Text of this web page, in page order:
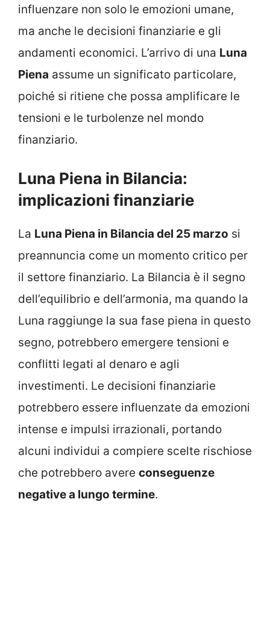
influenzare non solo le emozioni umane,
ma anche le decisioni finanziarie e gli
andamenti economici. L’arrivo di una Luna
Piena assume un significato particolare,
poiché si ritiene che possa amplificare le
tensioni e le turbolenze nel mondo
finanziario.
Luna Piena in Bilancia:
implicazioni finanziarie
La Luna Piena in Bilancia del 25 marzo si
preannuncia come un momento critico per
il settore finanziario. La Bilancia è il segno
dell’equilibrio e dell’armonia, ma quando la
Luna raggiunge la sua fase piena in questo
segno, potrebbero emergere tensioni e
conflitti legati al denaro e agli
investimenti. Le decisioni finanziarie
potrebbero essere influenzate da emozioni
intense e impulsi irrazionali, portando
alcuni individui a compiere scelte rischiose
che potrebbero avere conseguenze
negative a lungo termine.